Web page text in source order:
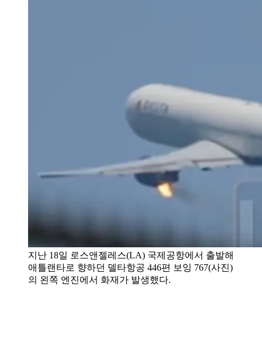
지난 18일 로스앤젤레스(LA) 국제공항에서 출발해
애틀랜타로 향하던 델타항공 446편 보잉 767(사진)
의 왼쪽 엔진에서 화재가 발생했다.